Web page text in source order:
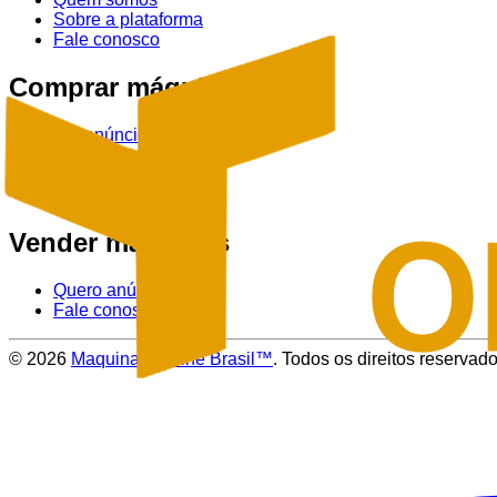
Sobre a plataforma
Fale conosco
Comprar máquinas
Ver anúncios
Vender máquinas
Quero anúnciar
Fale conosco
© 2026 Maquinas Online Brasil™. Todos os direitos